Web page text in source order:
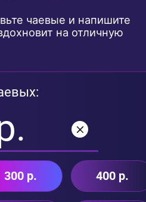
чаевые и напишите
на отличную
300 р. 400 р.